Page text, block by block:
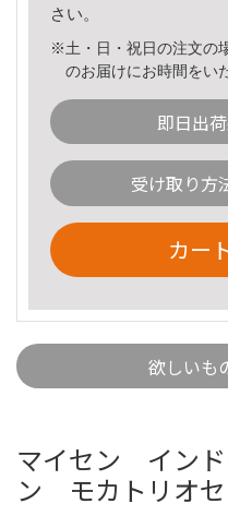
さい。
※土・日・祝日の注文の
のお届けにお時間をい
即日出
受け取り方
カー
欲しいも
マイセン イン
ン モカトリオ